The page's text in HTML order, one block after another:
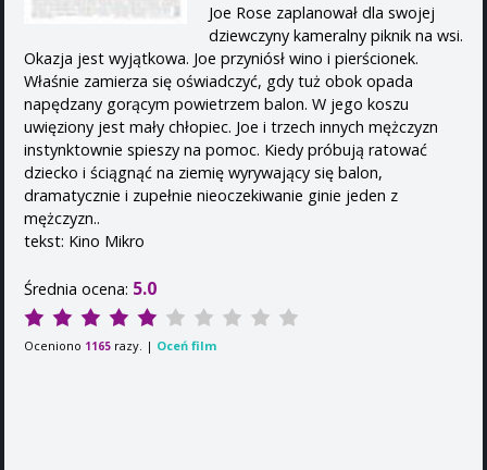
Joe Rose zaplanował dla swojej
dziewczyny kameralny piknik na wsi.
Okazja jest wyjątkowa. Joe przyniósł wino i pierścionek.
Właśnie zamierza się oświadczyć, gdy tuż obok opada
napędzany gorącym powietrzem balon. W jego koszu
uwięziony jest mały chłopiec. Joe i trzech innych mężczyzn
instynktownie spieszy na pomoc. Kiedy próbują ratować
dziecko i ściągnąć na ziemię wyrywający się balon,
dramatycznie i zupełnie nieoczekiwanie ginie jeden z
mężczyzn..
tekst: Kino Mikro
Średnia ocena: 5.0
Oceniono 1165 razy. | Oceń film